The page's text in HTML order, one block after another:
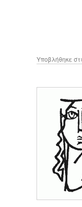
Υποβλήθηκε